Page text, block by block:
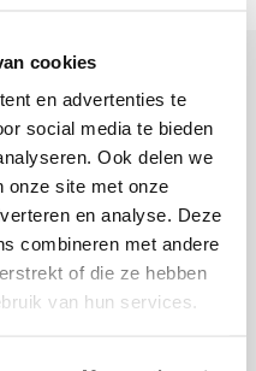
cookies
en advertenties te
social media te bieden
Ook delen we
onze site met onze
en analyse. Deze
combineren met andere
of die ze hebben
van hun services.